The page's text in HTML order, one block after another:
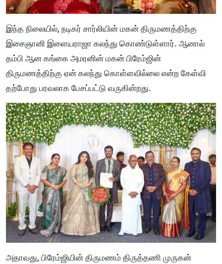
இந்த நிலையில், நடிகர் சார்லியின் மகன் திருமணத்திற்கு
இசைஞானி இளையராஜா கலந்து கொண்டுள்ளார். ஆனால்
தம்பி ஆன கங்கை அமரனின் மகன் பிரேம்ஜின்
திருமணத்திற்கு ஏன் கலந்து கொள்ளவில்லை என்ற கேள்வி
தற்போது பரவலாக பேசப்பட்டு வருகின்றது.
அதாவது, பிரேம்ஜியின் திருமணம் திருத்தணி முருகன்